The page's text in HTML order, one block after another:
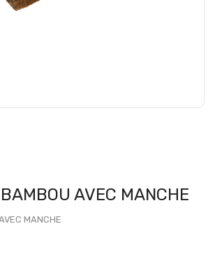
AVEC MANCHE
MANCHE